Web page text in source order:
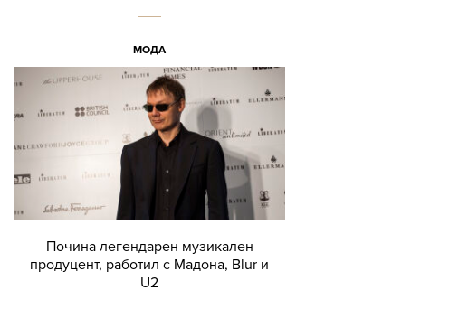
МОДА
Почина легендарен музикален
продуцент, работил с Мадона, Blur и
U2